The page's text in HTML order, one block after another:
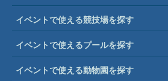
イベントで使える競技場を探す
イベントで使えるプールを探す
イベントで使える動物園を探す